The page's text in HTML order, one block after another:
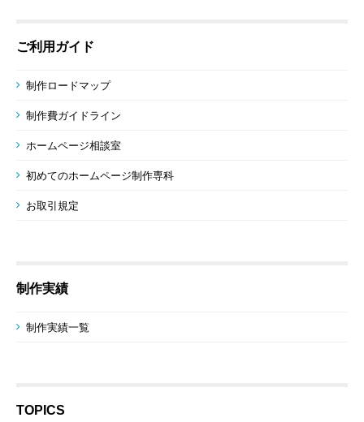
ご利用ガイド
制作ロードマップ
制作費ガイドライン
ホームページ相談室
初めてのホームページ制作専科
お取引規定
制作実績
制作実績一覧
TOPICS